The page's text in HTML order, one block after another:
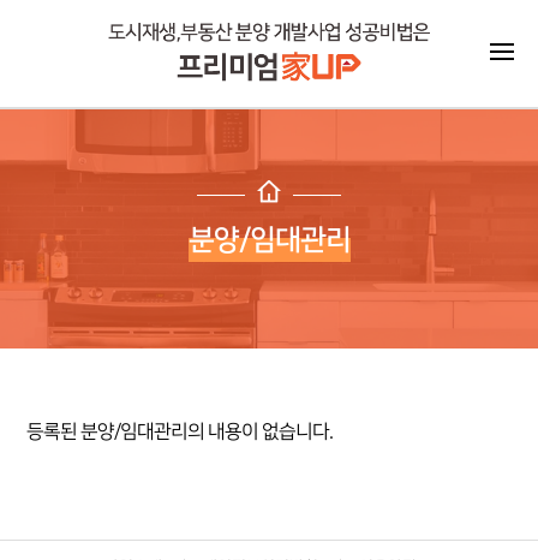
분양/임대관리
등록된 분양/임대관리의 내용이 없습니다.